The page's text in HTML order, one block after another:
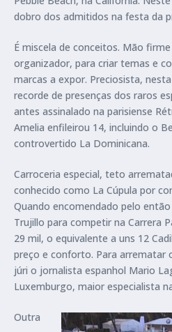
dobro dos admitidos na festa da
É miscela de conceitos. Mão
organizador, para criar temas e
marcas a expor. Preciosista,
recorde de presenças dos raros
antes assinalado na parisiense
Amelia enfileirou 14, incluindo o
controvertido La Dominicana.
Carroceria especial, teto
conhecido como La Cúpula por
Quando encomendado pelo
Trujillo para competir na Carrera
29 mil, o equivalente a uns 12
preço e conforto. Para arrematar
júri o jornalista espanhol Mario
Luxemburgo, maior especialista
Outra